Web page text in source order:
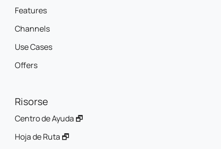
Features
Channels
Use Cases
Offers
Risorse
Centro de Ayuda 🗗
Hoja de Ruta 🗗